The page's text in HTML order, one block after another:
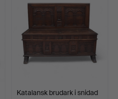
Katalansk brudark i snidad